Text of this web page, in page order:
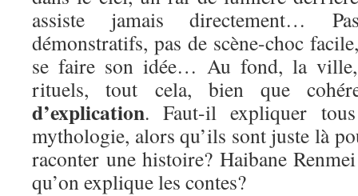
assiste jamais directement…
démonstratifs, pas de scène-choc
se faire son idée… Au fond, la
rituels, tout cela, bien que
d’explication. Faut-il expliquer
mythologie, alors qu’ils sont juste là
raconter une histoire? Haibane
qu’on explique les contes?